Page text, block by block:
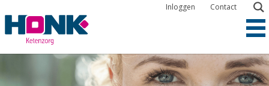
naar
gaan
Inloggen Contact